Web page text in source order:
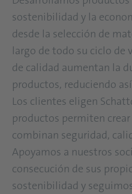
sostenibilidad y la
desde la selección de
largo de todo su ciclo de
de calidad aumentan la
productos, reduciendo
Los clientes eligen
productos permiten
combinan seguridad,
Apoyamos a nuestros
consecución de sus
sostenibilidad y